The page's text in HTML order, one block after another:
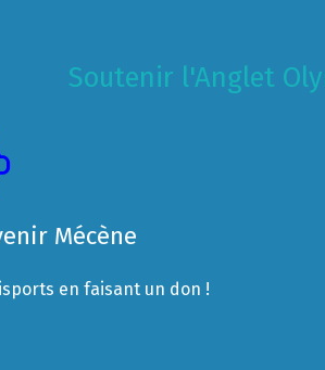
Soutenir l'Anglet
Mécène
en faisant un don !